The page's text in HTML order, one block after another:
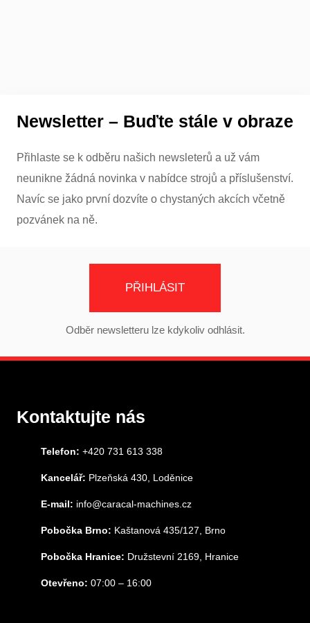
Newsletter – Buďte stále v obraze
Přihlaste se k odběru našich newsleterů a už vám
neunikne žádná novinka v nabídce strojů a příslušenství.
Navíc se jako první dozvíte o chystaných akcích včetně
pozvánek na ně.
PŘIHLÁSIT
Odběr newsletteru lze kdykoliv odhlásit.
Kontaktujte nás
Telefon: +420 731 613 338
Kancelář: Plzeňská 430, Loděnice
E-mail: info@caracal-machines.cz
Pobočka Brno: Kaštanová 435/127, Brno
Pobočka Hranice: Družstevní 2169, Hranice
Otevřeno: 07:00 – 16:00